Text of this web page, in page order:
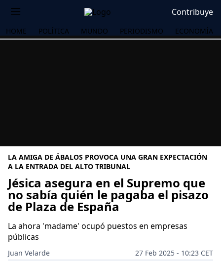
Contribuye
HOME POLÍTICA MUNDO PERIODISMO ECONOMÍA
LA AMIGA DE ÁBALOS PROVOCA UNA GRAN EXPECTACIÓN
A LA ENTRADA DEL ALTO TRIBUNAL
Jésica asegura en el Supremo que
no sabía quién le pagaba el pisazo
de Plaza de España
La ahora 'madame' ocupó puestos en empresas
públicas
Juan Velarde
27 Feb 2025 - 10:23 CET